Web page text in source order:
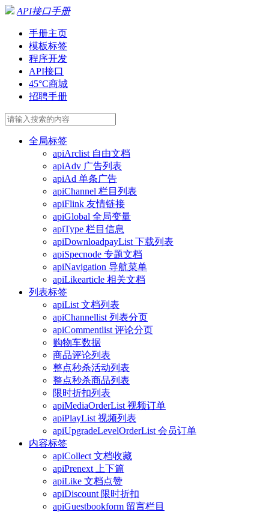
API接口手册
手册主页
模板标签
程序开发
API接口
45°C商城
招聘手册
全局标签
apiArclist 自由文档
apiAdv 广告列表
apiAd 单条广告
apiChannel 栏目列表
apiFlink 友情链接
apiGlobal 全局变量
apiType 栏目信息
apiDownloadpayList 下载列表
apiSpecnode 专题文档
apiNavigation 导航菜单
apiLikearticle 相关文档
列表标签
apiList 文档列表
apiChannellist 列表分页
apiCommentlist 评论分页
购物车数据
商品评论列表
整点秒杀活动列表
整点秒杀商品列表
限时折扣列表
apiMediaOrderList 视频订单
apiPlayList 视频列表
apiUpgradeLevelOrderList 会员订单
内容标签
apiCollect 文档收藏
apiPrenext 上下篇
apiLike 文档点赞
apiDiscount 限时折扣
apiGuestbookform 留言栏目